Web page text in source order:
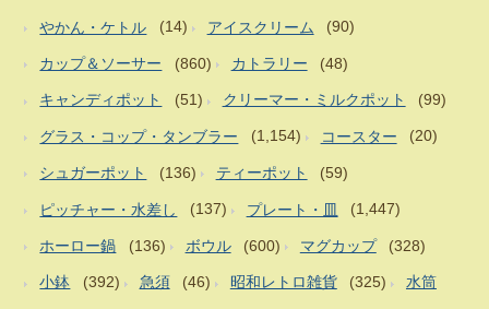
やかん・ケトル (14) アイスクリーム (90)
カップ＆ソーサー (860) カトラリー (48)
キャンディポット (51) クリーマー・ミルクポット (99)
グラス・コップ・タンブラー (1,154) コースター (20)
シュガーポット (136) ティーポット (59)
ピッチャー・水差し (137) プレート・皿 (1,447)
ホーロー鍋 (136) ボウル (600) マグカップ (328)
小鉢 (392) 急須 (46) 昭和レトロ雑貨 (325) 水筒